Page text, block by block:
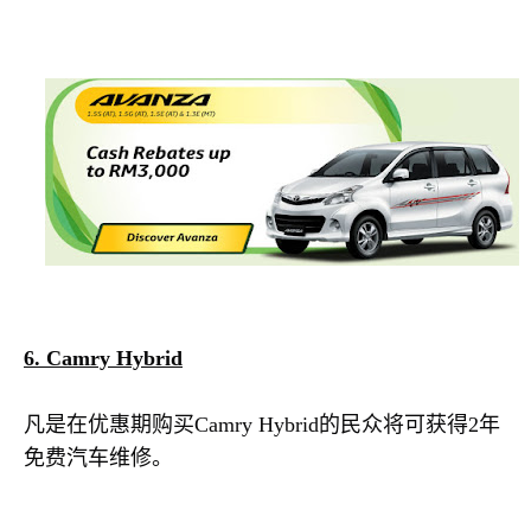
6. Camry Hybrid
凡是在优惠期购买Camry Hybrid的民众将可获得2年
免费汽车维修。